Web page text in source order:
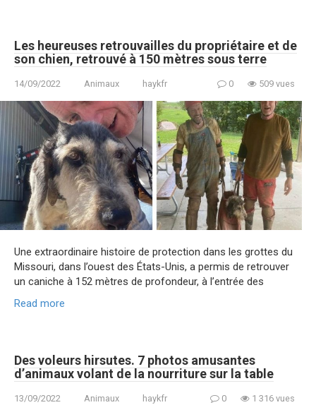
Les heureuses retrouvailles du propriétaire et de
son chien, retrouvé à 150 mètres sous terre
14/09/2022 Animaux haykfr 0 509 vues
Une extraordinaire histoire de protection dans les grottes du
Missouri, dans l’ouest des États-Unis, a permis de retrouver
un caniche à 152 mètres de profondeur, à l’entrée des
Read more
Des voleurs hirsutes. 7 photos amusantes
d’animaux volant de la nourriture sur la table
13/09/2022 Animaux haykfr 0 1 316 vues